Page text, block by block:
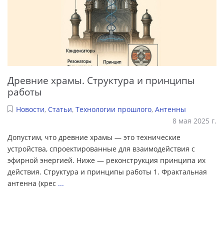
Древние храмы. Структура и принципы
работы
Новости, Статьи, Технологии прошлого, Антенны
8 мая 2025 г.
Допустим, что древние храмы — это технические
устройства, спроектированные для взаимодействия с
эфирной энергией. Ниже — реконструкция принципа их
действия. Структура и принципы работы 1. Фрактальная
антенна (крес ...